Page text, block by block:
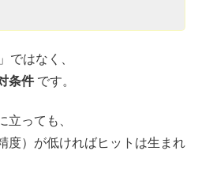
ではなく、
条件です。
立っても、
度）が低ければヒットは生まれ